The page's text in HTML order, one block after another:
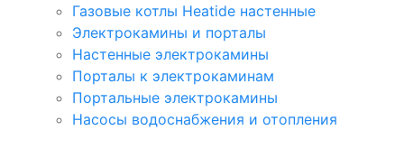
Газовые котлы Heatide настенные
Электрокамины и порталы
Настенные электрокамины
Порталы к электрокаминам
Портальные электрокамины
Насосы водоснабжения и отопления